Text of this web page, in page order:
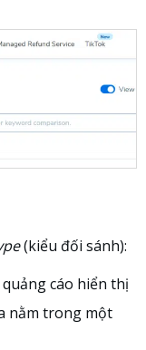
(kiểu đối sánh):
cáo hiển thị
nằm trong một